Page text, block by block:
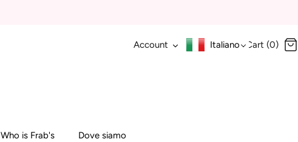
Account Italiano Cart (0)
Who is Frab's Dove siamo